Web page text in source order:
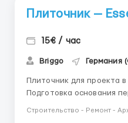
Плиточник —
15€ / час
Briggo Германия
Плиточник для проекта
Подготовка основания
керамической и
Строительство - Ремонт -